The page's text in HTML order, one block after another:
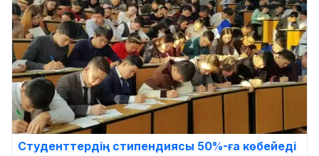
Студенттердің стипендиясы 50%-ға көбейеді